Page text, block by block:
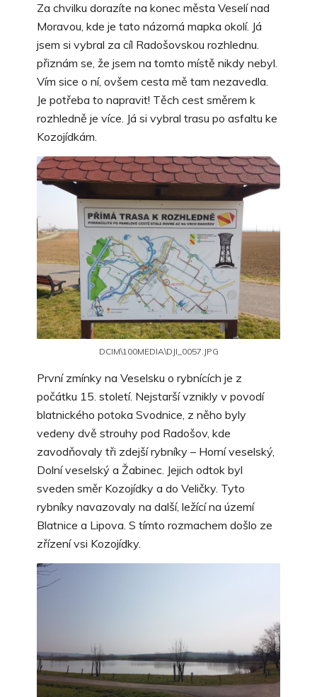
Za chvilku dorazíte na konec města Veselí nad
Moravou, kde je tato názorná mapka okolí. Já
jsem si vybral za cíl Radošovskou rozhlednu.
přiznám se, že jsem na tomto místě nikdy nebyl.
Vím sice o ní, ovšem cesta mě tam nezavedla.
Je potřeba to napravit! Těch cest směrem k
rozhledně je více. Já si vybral trasu po asfaltu ke
Kozojídkám.
DCIM\100MEDIA\DJI_0057.JPG
První zmínky na Veselsku o rybnících je z
počátku 15. století. Nejstarší vznikly v povodí
blatnického potoka Svodnice, z něho byly
vedeny dvě strouhy pod Radošov, kde
zavodňovaly tři zdejší rybníky – Horní veselský,
Dolní veselský a Žabinec. Jejich odtok byl
sveden směr Kozojídky a do Veličky. Tyto
rybníky navazovaly na další, ležící na území
Blatnice a Lipova. S tímto rozmachem došlo ze
zřízení vsi Kozojídky.